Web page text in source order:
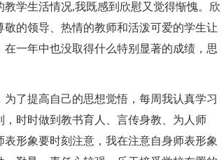
学生活情况,我既感到欣慰又觉得惭愧。欣
的领导、热情的教师和活泼可爱的学生让
一年中也没取得什么特别显著的成绩，思
了提高自己的思想觉悟，每周我认真学习
时时做到教书育人、言传身教、为人师
形象要时刻注意，我在注意自身师表形象